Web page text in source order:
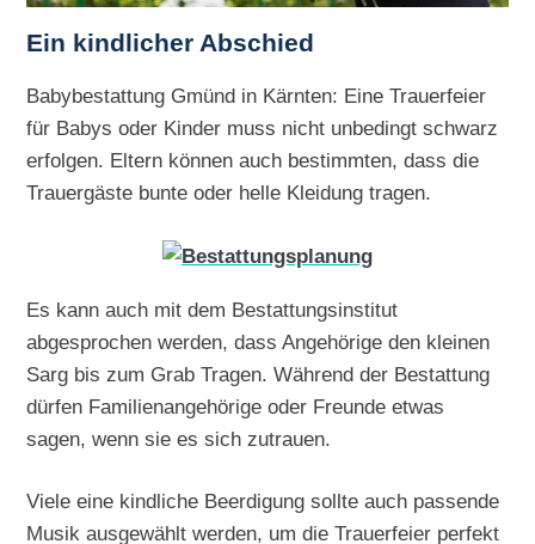
Ein kindlicher Abschied
Babybestattung Gmünd in Kärnten: Eine Trauerfeier
für Babys oder Kinder muss nicht unbedingt schwarz
erfolgen. Eltern können auch bestimmten, dass die
Trauergäste bunte oder helle Kleidung tragen.
Es kann auch mit dem Bestattungsinstitut
abgesprochen werden, dass Angehörige den kleinen
Sarg bis zum Grab Tragen. Während der Bestattung
dürfen Familienangehörige oder Freunde etwas
sagen, wenn sie es sich zutrauen.
Viele eine kindliche Beerdigung sollte auch passende
Musik ausgewählt werden, um die Trauerfeier perfekt